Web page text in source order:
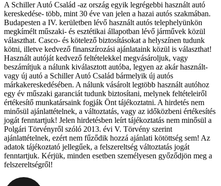
A Schiller Autó Család -az ország egyik legrégebbi használt autó
kereskedése- több, mint 30 éve van jelen a hazai autós szakmában.
Budapesten a IV. kerületben lévő használt autós telephelyünkön
megkímélt műszaki- és esztétikai állapotban lévő járművek közül
választhat. Casco- és kötelező biztosításokat a helyszínen tudunk
kötni, illetve kedvező finanszírozási ajánlataink közül is választhat!
Használt autóját kedvező feltételekkel megvásároljuk, vagy
beszámítjuk a nálunk kiválasztott autóba, legyen az akár használt-
vagy új autó a Schiller Autó Család bármelyik új autós
márkakereskedésében. A nálunk vásárolt legtöbb használt autóhoz
egy év műszaki garanciát tudunk biztosítani, melynek feltételeiről
értékesítő munkatársaink fogják Önt tájékoztatni. A hirdetés nem
minősül ajánlattételnek, a változtatás, vagy az időközbeni értékesítés
jogát fenntartjuk! Jelen hirdetésben leírt tájékoztatás nem minősül a
Polgári Törvényről szóló 2013. évi V. Törvény szerint
ajánlattételnek, ezért nem fűződik hozzá ajánlati kötöttség sem! Az
adatok tájékoztató jellegűek, a felszereltség változtatás jogát
fenntartjuk. Kérjük, minden esetben személyesen győződjön meg a
felszereltségről!